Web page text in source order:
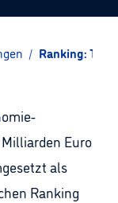
/ Ranking: Top
Euro
als
Ranking